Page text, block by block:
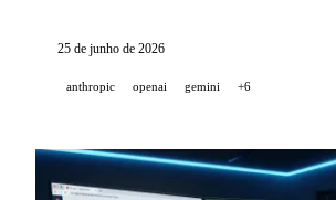
2.0 automatiza campanhas de
internos.
25 de junho de 2026
anthropic openai gemini +6